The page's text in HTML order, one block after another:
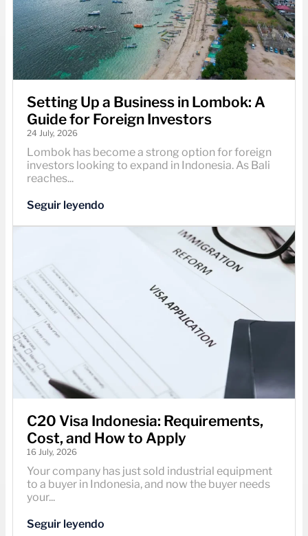
Setting Up a Business in Lombok: A
Guide for Foreign Investors
24 July, 2026
Lombok has become a strong option for foreign
investors looking to expand in Indonesia. As Bali
reaches...
Seguir leyendo
C20 Visa Indonesia: Requirements,
Cost, and How to Apply
16 July, 2026
Your company has just sold industrial equipment
to a buyer in Indonesia, and now the buyer needs
your...
Seguir leyendo